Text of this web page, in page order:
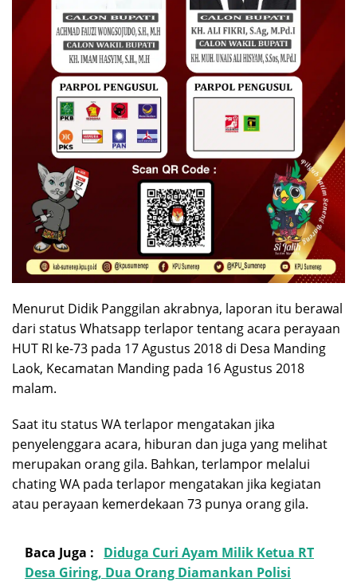
Menurut Didik Panggilan akrabnya, laporan itu berawal
dari status Whatsapp terlapor tentang acara perayaan
HUT RI ke-73 pada 17 Agustus 2018 di Desa Manding
Laok, Kecamatan Manding pada 16 Agustus 2018
malam.
Saat itu status WA terlapor mengatakan jika
penyelenggara acara, hiburan dan juga yang melihat
merupakan orang gila. Bahkan, terlampor melalui
chating WA pada terlapor mengatakan jika kegiatan
atau perayaan kemerdekaan 73 punya orang gila.
Baca Juga :
Diduga Curi Ayam Milik Ketua RT
Desa Giring, Dua Orang Diamankan Polisi